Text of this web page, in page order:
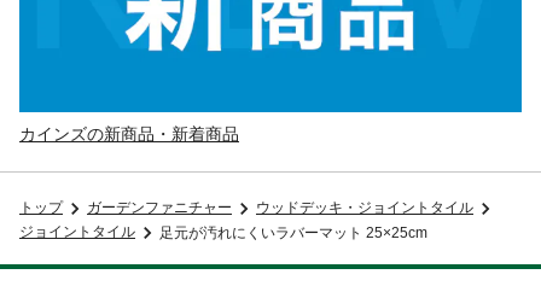
カインズの新商品・新着商品
トップ ガーデンファニチャー
ウッドデッキ・ジョイントタイル
ジョイントタイル
足元が汚れにくいラバーマット 25×25cm